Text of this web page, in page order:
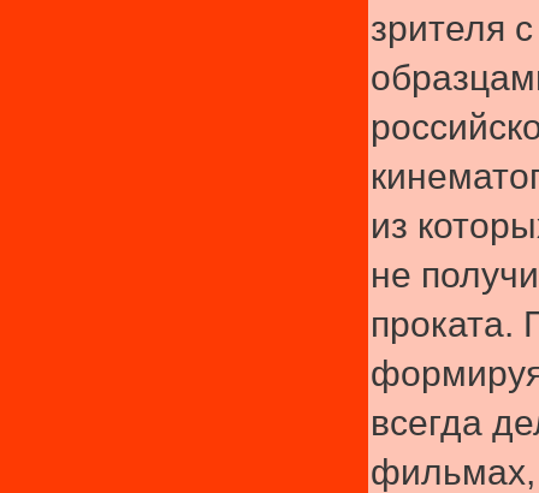
зрителя
из
не
проката.
всегда